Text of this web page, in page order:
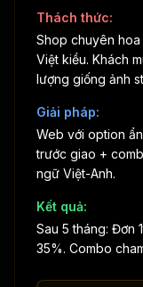
Thách thức:
Shop chuyên
Việt kiều. Khách
lượng giống ảnh
Giải pháp:
Web với option
trước giao +
ngữ Việt-Anh.
Kết quả:
Sau 5 tháng: Đơn
35%. Combo